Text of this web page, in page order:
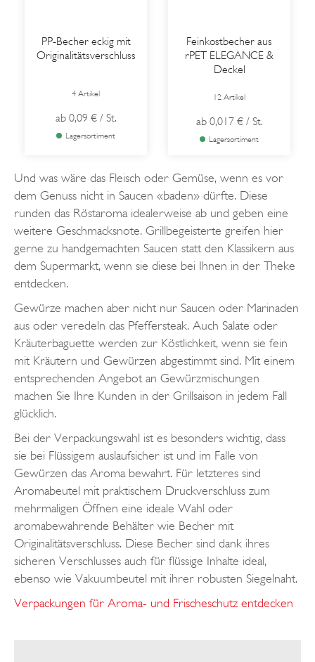
PP-Becher eckig mit
Originalitätsverschluss
4 Artikel
ab 0,09 € / St.
Lagersortiment
Feinkostbecher aus
rPET ELEGANCE &
Deckel
12 Artikel
ab 0,017 € / St.
Lagersortiment
Und was wäre das Fleisch oder Gemüse, wenn es vor
dem Genuss nicht in Saucen «baden» dürfte. Diese
runden das Röstaroma idealerweise ab und geben eine
weitere Geschmacksnote. Grillbegeisterte greifen hier
gerne zu handgemachten Saucen statt den Klassikern aus
dem Supermarkt, wenn sie diese bei Ihnen in der Theke
entdecken.
Gewürze machen aber nicht nur Saucen oder Marinaden
aus oder veredeln das Pfeffersteak. Auch Salate oder
Kräuterbaguette werden zur Köstlichkeit, wenn sie fein
mit Kräutern und Gewürzen abgestimmt sind. Mit einem
entsprechenden Angebot an Gewürzmischungen
machen Sie Ihre Kunden in der Grillsaison in jedem Fall
glücklich.
Bei der Verpackungswahl ist es besonders wichtig, dass
sie bei Flüssigem auslaufsicher ist und im Falle von
Gewürzen das Aroma bewahrt. Für letzteres sind
Aromabeutel mit praktischem Druckverschluss zum
mehrmaligen Öffnen eine ideale Wahl oder
aromabewahrende Behälter wie Becher mit
Originalitätsverschluss. Diese Becher sind dank ihres
sicheren Verschlusses auch für flüssige Inhalte ideal,
ebenso wie Vakuumbeutel mit ihrer robusten Siegelnaht.
Verpackungen für Aroma- und Frischeschutz entdecken